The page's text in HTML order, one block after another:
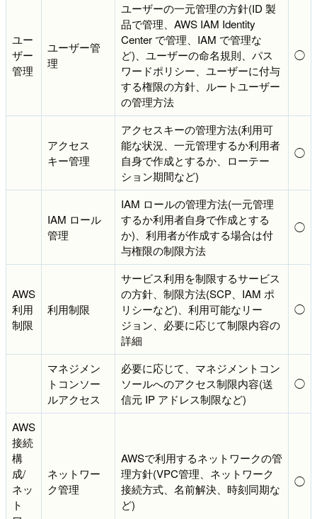
ユー
ザー
管理
ユーザー管
理
ユーザーの一元管理の方針(ID 製
品で管理、AWS IAM Identity
Center で管理、IAM で管理な
ど)、ユーザーの命名規則、パス
ワードポリシー、ユーザーに付与
する権限の方針、ルートユーザー
の管理方法
◯
アクセス
キー管理
アクセスキーの管理方法(利用可
能な状況、一元管理するか利用者
自身で作成とするか、ローテー
ション期間など)
◯
IAM ロール
管理
IAM ロールの管理方法(一元管理
するか利用者自身で作成とする
か)、利用者が作成する場合は付
与権限の制限方法
◯
AWS
利用
制限
利用制限
サービス利用を制限するサービス
の方針、制限方法(SCP、IAM ポ
リシーなど)、利用可能なリー
ジョン、必要に応じて制限内容の
詳細
◯
マネジメン
トコンソー
ルアクセス
必要に応じて、マネジメントコン
ソールへのアクセス制限内容(送
信元 IP アドレス制限など)
◯
AWS
接続
構
成/
ネッ
ト
ネットワー
ク管理
AWSで利用するネットワークの管
理方針(VPC管理、ネットワーク
接続方式、名前解決、時刻同期な
ど)
◯